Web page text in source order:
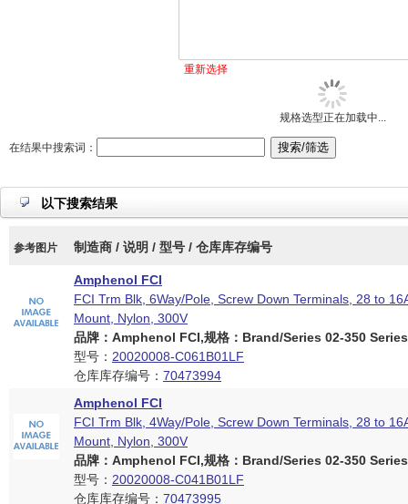
重新选择
规格选型正在加载中...
在结果中搜索词：
以下搜索结果
参考图片 制造商 / 说明 / 型号 / 仓库库存编号
Amphenol FCI
FCI Trm Blk, 6Way/Pole, Screw Down Terminals, 28 to
Mount, Nylon, 300V
品牌：Amphenol FCI,规格：Brand/Series 02-350
型号： 20020008-C061B01LF
仓库库存编号： 70473994
Amphenol FCI
FCI Trm Blk, 4Way/Pole, Screw Down Terminals, 28 to
Mount, Nylon, 300V
品牌：Amphenol FCI,规格：Brand/Series 02-350
型号： 20020008-C041B01LF
仓库库存编号： 70473995